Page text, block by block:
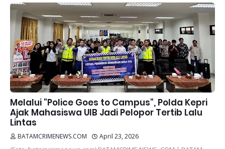
Melalui "Police Goes to Campus", Polda Kepri
Ajak Mahasiswa UIB Jadi Pelopor Tertib Lalu
Lintas
BATAMCRIMENEWS.COM April 23, 2026